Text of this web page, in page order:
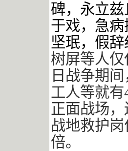
碑，永立
于戏，急
坚珉，假
树屏等人
日战争期
工人等就有
正面战场
战地救护
倍。